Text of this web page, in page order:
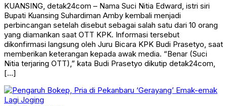
KUANSING, detak24com – Nama Suci Nitia Edward, istri siri
Bupati Kuansing Suhardiman Amby kembali menjadi
perbincangan setelah disebut sebagai salah satu dari 10 orang
yang diamankan saat OTT KPK. Informasi tersebut
dikonfirmasi langsung oleh Juru Bicara KPK Budi Prasetyo, saat
memberikan keterangan kepada awak media. “Benar (Suci
Nitia terjaring OTT),” kata Budi Prasetyo dikutip detak24com,
[…]